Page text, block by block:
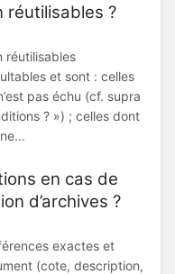
réutilisables ?
réutilisables
et sont : celles
pas échu (cf. supra
? ») ; celles dont
en cas de
d’archives ?
exactes et
(cote, description,